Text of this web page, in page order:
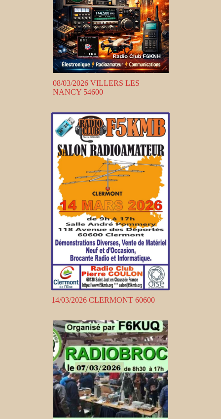
08/03/2026 VILLERS LES
NANCY 54600
14/03/2026 CLERMONT 60600